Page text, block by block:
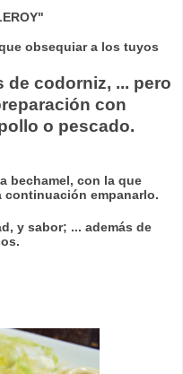
obsequiar a los tuyos
de codorniz, ... pero
con
o pescado.
bechamel, con la que
continuación empanarlo.
y sabor; ... además de